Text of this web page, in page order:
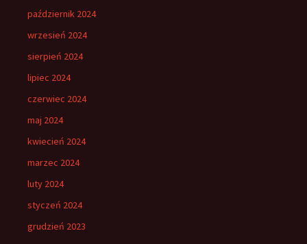
październik 2024
wrzesień 2024
sierpień 2024
lipiec 2024
czerwiec 2024
maj 2024
kwiecień 2024
marzec 2024
luty 2024
styczeń 2024
grudzień 2023